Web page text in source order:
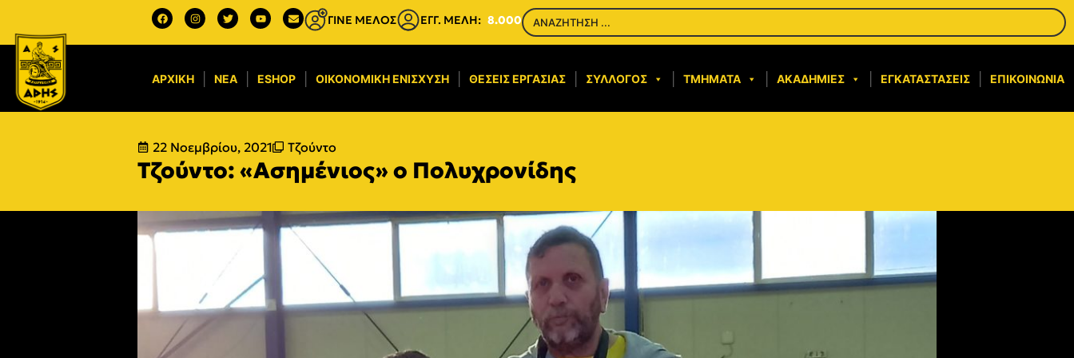
ΓΙΝΕ ΜΕΛΟΣ ΕΓΓ. ΜΕΛΗ: 8.000
ΑΡΧΙΚΉ ΝΈΑ ESHOP ΟΙΚΟΝΟΜΙΚΉ ΕΝΊΣΧΥΣΗ​ ΘΈΣΕΙΣ ΕΡΓΑΣΊΑΣ ΣΎΛΛΟΓΟΣ ΤΜΉΜΑΤΑ ΑΚΑΔΗΜΊΕΣ ΕΓΚΑΤΑΣΤΆΣΕΙΣ ΕΠΙΚΟΙΝΩΝΊΑ
22 Νοεμβρίου, 2021 Τζούντο
Τζούντο: «Ασημένιος» ο Πολυχρονίδης